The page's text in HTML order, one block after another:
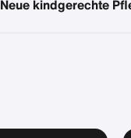
Neue kindgerechte